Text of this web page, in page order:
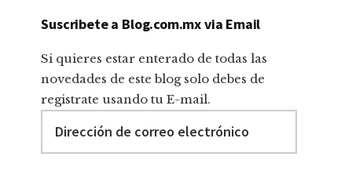
Suscribete a Blog.com.mx via Email
Si quieres estar enterado de todas las
novedades de este blog solo debes de
registrate usando tu E-mail.